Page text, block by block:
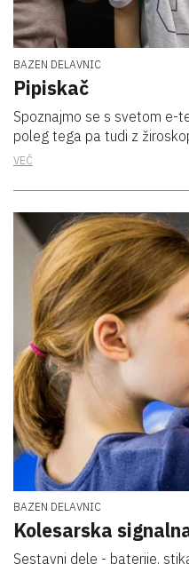
BAZEN DELAVNIC
Pipiskač
Spoznajmo se s svetom e-
poleg tega pa tudi z
VEČ
BAZEN DELAVNIC
Kolesarska
Sestavni dele - baterije,